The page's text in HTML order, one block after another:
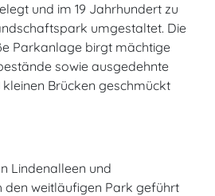
und im 19 Jahrhundert zu
umgestaltet. Die
Parkanlage birgt mächtige
sowie ausgedehnte
Brücken geschmückt
Lindenalleen und
den weitläufigen Park geführt